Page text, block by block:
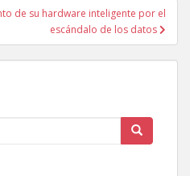
de su hardware inteligente por el
escándalo de los datos